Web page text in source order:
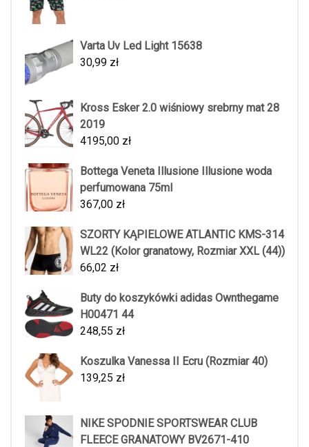
Varta Uv Led Light 15638
30,99 zł
Kross Esker 2.0 wiśniowy srebrny mat 28
2019
4195,00 zł
Bottega Veneta Illusione Illusione woda
perfumowana 75ml
367,00 zł
SZORTY KĄPIELOWE ATLANTIC KMS-314
WL22 (Kolor granatowy, Rozmiar XXL (44))
66,02 zł
Buty do koszykówki adidas Ownthegame
H00471 44
248,55 zł
Koszulka Vanessa II Ecru (Rozmiar 40)
139,25 zł
NIKE SPODNIE SPORTSWEAR CLUB
FLEECE GRANATOWY BV2671-410